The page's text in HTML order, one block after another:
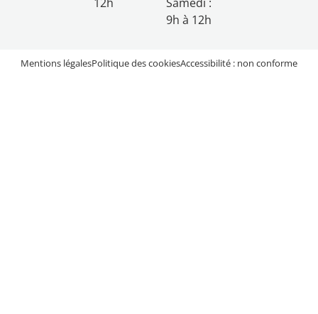
12h
Samedi :
9h à 12h
Mentions légalesPolitique des cookiesAccessibilité : non conforme